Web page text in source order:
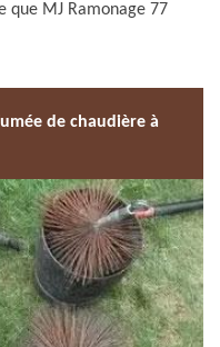
que MJ Ramonage 77
de chaudière à